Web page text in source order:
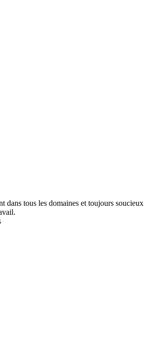
dans tous les domaines et toujours soucieux